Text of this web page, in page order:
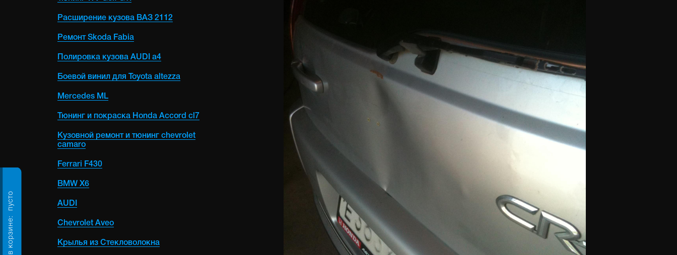
в корзине:
пусто
Расширение кузова ВАЗ 2112
Ремонт Skoda Fabia
Полировка кузова AUDI a4
Боевой винил для Toyota altezza
Mercedes ML
Тюнинг и покраска Honda Accord cl7
Кузовной ремонт и тюнинг chevrolet
camaro
Ferrari F430
BMW X6
AUDI
Chevrolet Aveo
Крылья из Стекловолокна